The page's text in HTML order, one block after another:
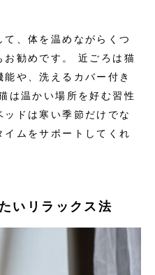
、体を温めながらくつ
お勧めです。 近ごろは猫
や、洗えるカバー付き
は温かい場所を好む習性
ドは寒い季節だけでな
イムをサポートしてくれ
いリラックス法